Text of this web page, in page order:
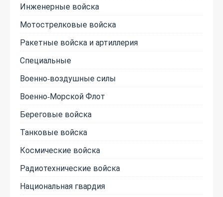
Инженерные войска
Мотострелковые войска
Ракетные войска и артиллерия
Специальные
Военно-воздушные силы
Военно-Морской Флот
Береговые войска
Танковые войска
Космические войска
Радиотехнические войска
Национальная гвардия